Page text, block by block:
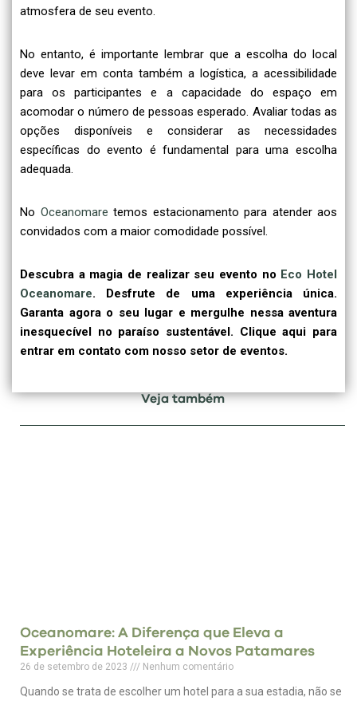
atmosfera de seu evento.
No entanto, é importante lembrar que a escolha do local
deve levar em conta também a logística, a acessibilidade
para os participantes e a capacidade do espaço em
acomodar o número de pessoas esperado. Avaliar todas as
opções disponíveis e considerar as necessidades
específicas do evento é fundamental para uma escolha
adequada.
No Oceanomare temos estacionamento para atender aos
convidados com a maior comodidade possível.
Descubra a magia de realizar seu evento no Eco Hotel
Oceanomare. Desfrute de uma experiência única.
Garanta agora o seu lugar e mergulhe nessa aventura
inesquecível no paraíso sustentável. Clique aqui para
entrar em contato com nosso setor de eventos.
Veja também
Oceanomare: A Diferença que Eleva a
Experiência Hoteleira a Novos Patamares
26 de setembro de 2023 Nenhum comentário
Quando se trata de escolher um hotel para a sua estadia, não se